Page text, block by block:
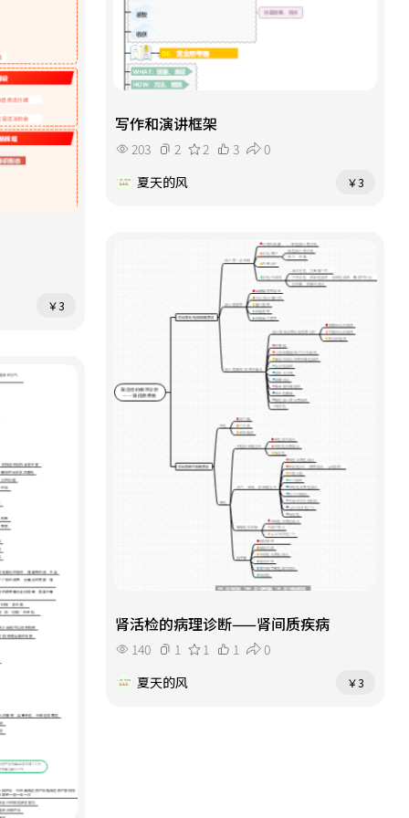
写作和演讲框架
203 2 2 3
0
夏天的风
￥3
￥3
肾活检的病理诊断——肾间质疾病
140 1 1 1
0
夏天的风
￥3